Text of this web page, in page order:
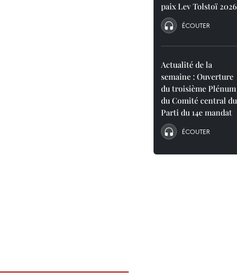
paix Lev Tolstoï 2026
ÉCOUTER
Actualité de la
semaine : Ouverture
du troisième Plénum
du Comité central du
Parti du 14e mandat
ÉCOUTER